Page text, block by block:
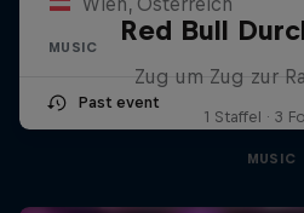
MUSIC
Past event
Red Bull
Zug um Zug zur
1 Staffel · 3
MUSIC